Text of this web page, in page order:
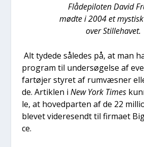
Flå­depi­lo­ten David
mød­te i 2004 et
over Stil­le­ha­vet.
Alt tyde­de såle­des på, at man
pro­gram til under­sø­gel­se af
far­tø­jer sty­ret af rumvæs­ner
de. Artik­len i New York Times
le, at hoved­par­ten af de 22
ble­vet vide­re­sendt til fir­ma­et
ce.